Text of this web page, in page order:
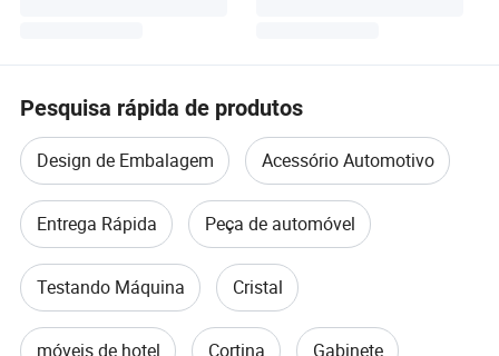
Pesquisa rápida de produtos
Design de Embalagem Acessório Automotivo
Entrega Rápida Peça de automóvel
Testando Máquina Cristal
móveis de hotel Cortina Gabinete